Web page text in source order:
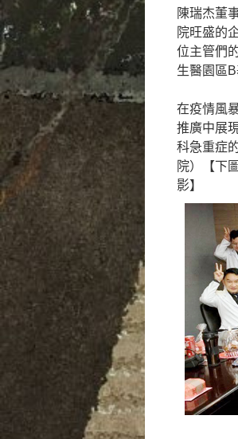
陳瑞杰董
院旺盛的
位主管們
生醫園區
在疫情風
推廣中展
科急重症
院）【下
影】